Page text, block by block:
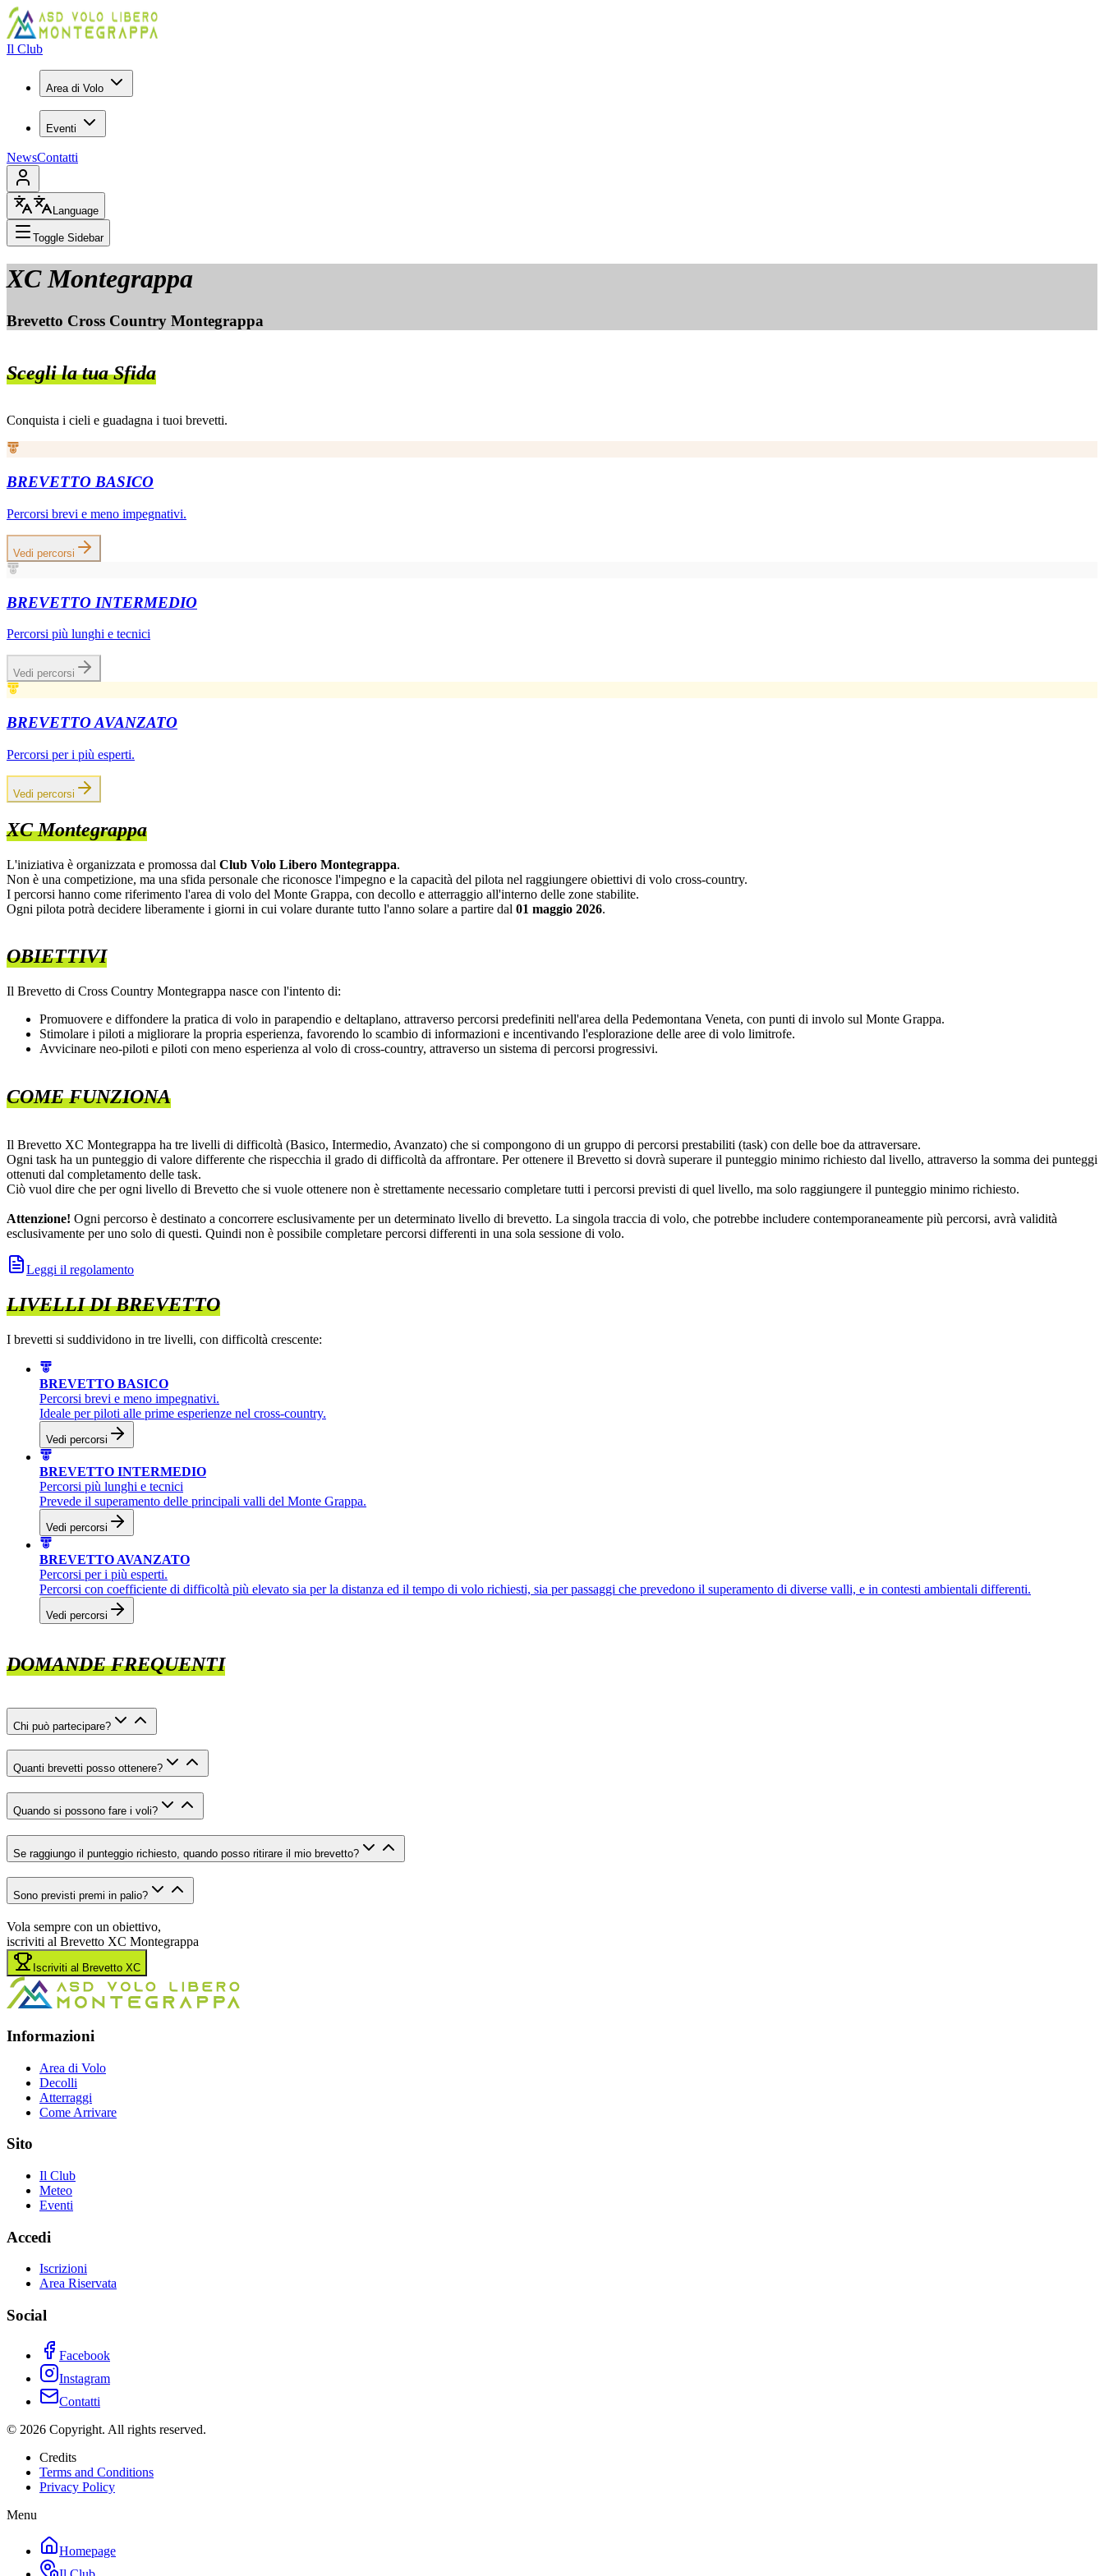
Il Club
Area di Volo
Eventi
NewsContatti
Language
Toggle Sidebar
XC Montegrappa
Brevetto Cross Country Montegrappa
Scegli la tua Sfida
Conquista i cieli e guadagna i tuoi brevetti.
BREVETTO BASICO
Percorsi brevi e meno impegnativi.
Vedi percorsi
BREVETTO INTERMEDIO
Percorsi più lunghi e tecnici
Vedi percorsi
BREVETTO AVANZATO
Percorsi per i più esperti.
Vedi percorsi
XC Montegrappa
L'iniziativa è organizzata e promossa dal Club Volo Libero Montegrappa.
Non è una competizione, ma una sfida personale che riconosce l'impegno e la capacità del pilota nel raggiungere obiettivi di volo cross-country.
I percorsi hanno come riferimento l'area di volo del Monte Grappa, con decollo e atterraggio all'interno delle zone stabilite.
Ogni pilota potrà decidere liberamente i giorni in cui volare durante tutto l'anno solare a partire dal 01 maggio 2026.
OBIETTIVI
Il Brevetto di Cross Country Montegrappa nasce con l'intento di:
Promuovere e diffondere la pratica di volo in parapendio e deltaplano, attraverso percorsi predefiniti nell'area della Pedemontana Veneta, con punti di involo sul Monte Grappa.
Stimolare i piloti a migliorare la propria esperienza, favorendo lo scambio di informazioni e incentivando l'esplorazione delle aree di volo limitrofe.
Avvicinare neo-piloti e piloti con meno esperienza al volo di cross-country, attraverso un sistema di percorsi progressivi.
COME FUNZIONA
Il Brevetto XC Montegrappa ha tre livelli di difficoltà (Basico, Intermedio, Avanzato) che si compongono di un gruppo di percorsi prestabiliti (task) con delle boe da attraversare.
Ogni task ha un punteggio di valore differente che rispecchia il grado di difficoltà da affrontare. Per ottenere il Brevetto si dovrà superare il punteggio minimo richiesto dal livello, attraverso la somma dei punteggi
ottenuti dal completamento delle task.
Ciò vuol dire che per ogni livello di Brevetto che si vuole ottenere non è strettamente necessario completare tutti i percorsi previsti di quel livello, ma solo raggiungere il punteggio minimo richiesto.
Attenzione! Ogni percorso è destinato a concorrere esclusivamente per un determinato livello di brevetto. La singola traccia di volo, che potrebbe includere contemporaneamente più percorsi, avrà validità
esclusivamente per uno solo di questi. Quindi non è possibile completare percorsi differenti in una sola sessione di volo.
Leggi il regolamento
LIVELLI DI BREVETTO
I brevetti si suddividono in tre livelli, con difficoltà crescente:
BREVETTO BASICO
Percorsi brevi e meno impegnativi.
Ideale per piloti alle prime esperienze nel cross-country.
Vedi percorsi
BREVETTO INTERMEDIO
Percorsi più lunghi e tecnici
Prevede il superamento delle principali valli del Monte Grappa.
Vedi percorsi
BREVETTO AVANZATO
Percorsi per i più esperti.
Percorsi con coefficiente di difficoltà più elevato sia per la distanza ed il tempo di volo richiesti, sia per passaggi che prevedono il superamento di diverse valli, e in contesti ambientali differenti.
Vedi percorsi
DOMANDE FREQUENTI
Chi può partecipare?
Quanti brevetti posso ottenere?
Quando si possono fare i voli?
Se raggiungo il punteggio richiesto, quando posso ritirare il mio brevetto?
Sono previsti premi in palio?
Vola sempre con un obiettivo,
iscriviti al Brevetto XC Montegrappa
Iscriviti al Brevetto XC
Informazioni
Area di Volo
Decolli
Atterraggi
Come Arrivare
Sito
Il Club
Meteo
Eventi
Accedi
Iscrizioni
Area Riservata
Social
Facebook
Instagram
Contatti
© 2026 Copyright. All rights reserved.
Credits
Terms and Conditions
Privacy Policy
Menu
Homepage